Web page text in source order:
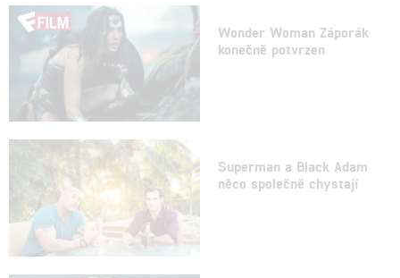
Wonder Woman Záporák
konečně potvrzen
Superman a Black Adam
něco společně chystají